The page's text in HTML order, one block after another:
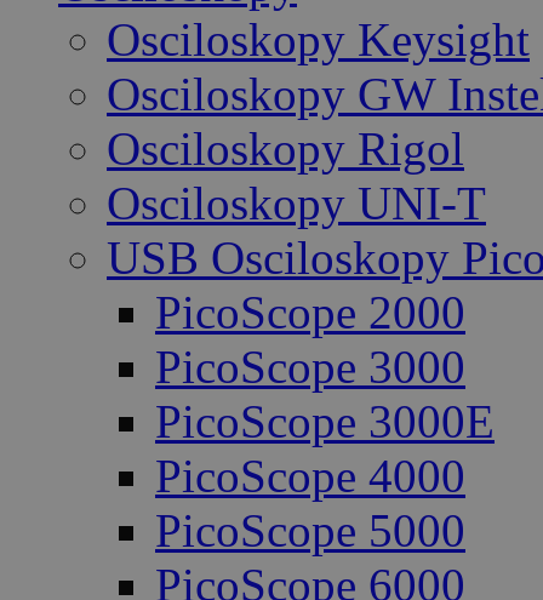
Osciloskopy Keysight
Osciloskopy GW
Osciloskopy Rigol
Osciloskopy UNI-T
USB Osciloskopy
PicoScope 2000
PicoScope 3000
PicoScope 3000E
PicoScope 4000
PicoScope 5000
PicoScope 6000